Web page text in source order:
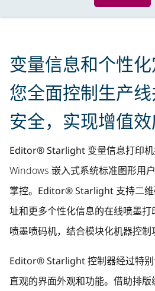
变量信息和个性
您全面控制生产
安全，实现增值
Editor® Starlight 变量信息打印
Windows 嵌入式系统标准图形用
掌控。 Editor® Starlight 支持二
址和更多个性化信息的在线喷墨
喷墨喷码机，结合模块化机器控制
Editor® Starlight控制器经过特
直观的界面外观和功能。借助排